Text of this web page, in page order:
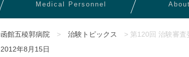
Medical Personnel About
函館五稜郭病院 > 治験トピックス
> 第120回 治験審
2012年8月15日